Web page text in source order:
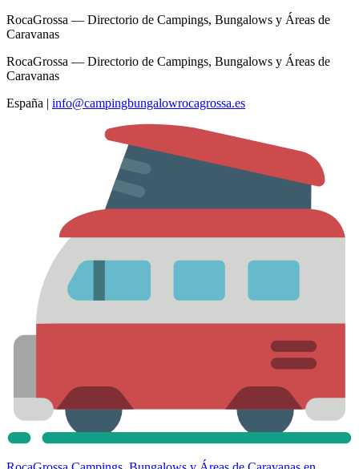
RocaGrossa — Directorio de Campings, Bungalows y Áreas de
Caravanas
RocaGrossa — Directorio de Campings, Bungalows y Áreas de
Caravanas
España | info@campingbungalowrocagrossa.es